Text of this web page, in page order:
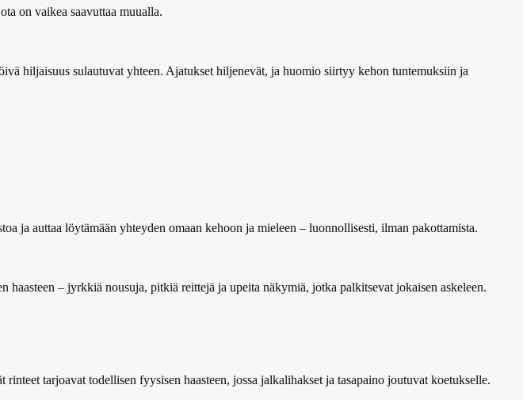
on vaikea saavuttaa muualla.
hiljaisuus sulautuvat yhteen. Ajatukset hiljenevät, ja huomio siirtyy kehon tuntemuksiin ja
ja auttaa löytämään yhteyden omaan kehoon ja mieleen – luonnollisesti, ilman pakottamista.
– jyrkkiä nousuja, pitkiä reittejä ja upeita näkymiä, jotka palkitsevat jokaisen askeleen.
tarjoavat todellisen fyysisen haasteen, jossa jalkalihakset ja tasapaino joutuvat koetukselle.